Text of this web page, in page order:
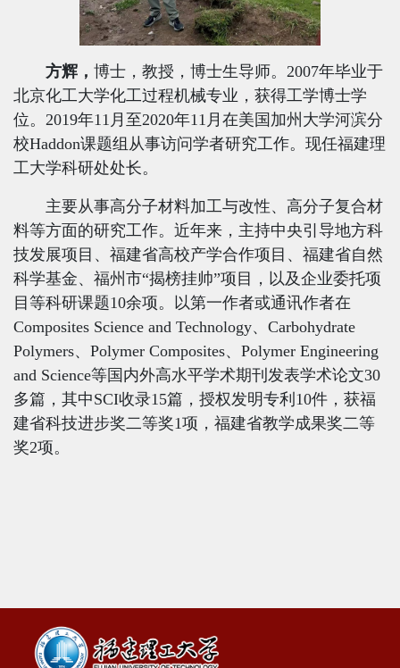
方辉， 博士，教授，博士生导师。 2007年毕业于
北京化工大学化工过程机械专业，获得工学博士学
位。 2019年11 月至2020年11 月在美国加州大学河滨分
校Haddon课题组从事访问学者研究工作。现任福建理
工大学科研处处长。
主要从事高分子材料加工与改性、高分子复合材
料等方面的研究工作。近年来，主持中央引导地方科
技发展项目、福建省高校产学合作项目、福建省自然
科学基金、福州市“揭榜挂帅”项目，以及企业委托项
目等科研课题10余项。以第一作者或通讯作者在
Composites Science and Technology、 Carbohydrate
Polymers、 Polymer Composites、Polymer Engineering
and Science等国内外高水平学术期刊发表学术论文30
多篇，其中SCI收录15篇，授权发明专利 10件，获福
建省科技进步奖二等奖1项，福建省教学成果奖二等
奖2项。